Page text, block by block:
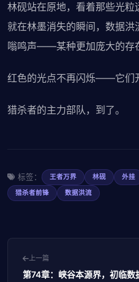
林砚站在原地，看着那些光
就在林墨消失的瞬间，数据
嗡鸣声——某种更加庞大的存
红色的光点不再闪烁——它们
猎杀者的主力部队，到了。
标签： 王者万界 林砚 外挂
猎杀者前锋
数据洪流
上一篇
第74章：峡谷本源界，初临数